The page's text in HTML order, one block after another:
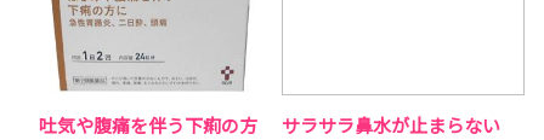
吐気や腹痛を伴う下痢の方
サラサラ鼻水が止まらない